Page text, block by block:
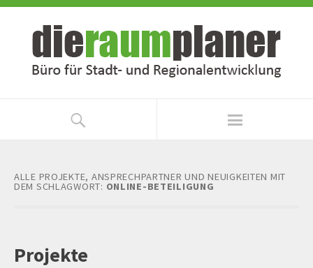
Zum
springen
Zur
springen
ALLE PROJEKTE, ANSPRECHPARTNER UND NEUIGKEITEN MIT
DEM SCHLAGWORT: ONLINE-BETEILIGUNG
Projekte